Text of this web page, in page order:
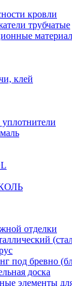
кровли
трубчатые
клей
отделки
под бревно
доска
элементы